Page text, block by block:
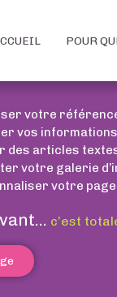
POUR
votre
vos informations
des articles
votre galerie
votre
c’est